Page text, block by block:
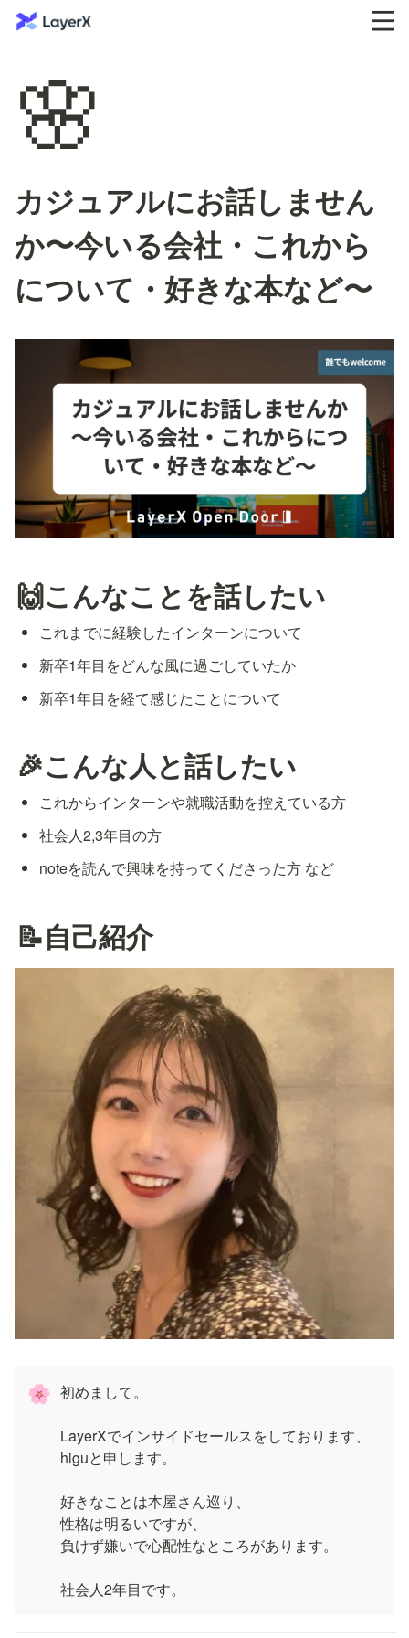
🌸
カジュアルにお話しません
か〜今いる会社・これから
について・好きな本など〜
🙌こんなことを話したい
これまでに経験したインターンについて
新卒1年目をどんな風に過ごしていたか
新卒1年目を経て感じたことについて
🎉こんな人と話したい
これからインターンや就職活動を控えている方
社会人2,3年目の方
noteを読んで興味を持ってくださった方 など
📝自己紹介
🌸 初めまして。
LayerXでインサイドセールスをしております、
higuと申します。
好きなことは本屋さん巡り、
性格は明るいですが、
負けず嫌いで心配性なところがあります。
社会人2年目です。